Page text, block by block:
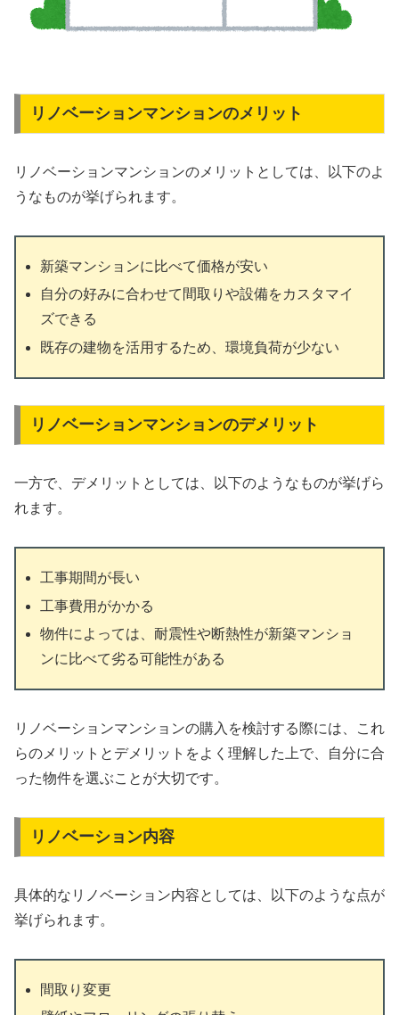
リノベーションマンションのメリット
リノベーションマンションのメリットとしては、以下のよ
うなものが挙げられます。
新築マンションに比べて価格が安い
自分の好みに合わせて間取りや設備をカスタマイ
ズできる
既存の建物を活用するため、環境負荷が少ない
リノベーションマンションのデメリット
一方で、デメリットとしては、以下のようなものが挙げら
れます。
工事期間が長い
工事費用がかかる
物件によっては、耐震性や断熱性が新築マンショ
ンに比べて劣る可能性がある
リノベーションマンションの購入を検討する際には、これ
らのメリットとデメリットをよく理解した上で、自分に合
った物件を選ぶことが大切です。
リノベーション内容
具体的なリノベーション内容としては、以下のような点が
挙げられます。
間取り変更